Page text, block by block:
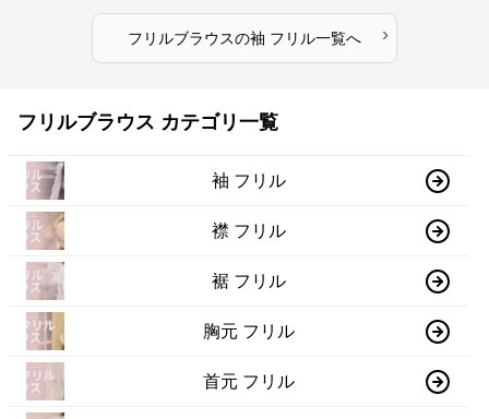
フリルブラウスの袖 フリル一覧へ ›
フリルブラウス カテゴリ一覧
袖 フリル
襟 フリル
裾 フリル
胸元 フリル
首元 フリル